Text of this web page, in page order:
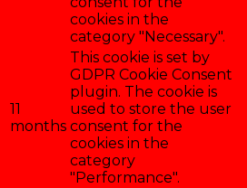
cookies in the
category "Necessary".
11
months
This cookie is set by
GDPR Cookie Consent
plugin. The cookie is
used to store the user
consent for the
cookies in the
category
"Performance".